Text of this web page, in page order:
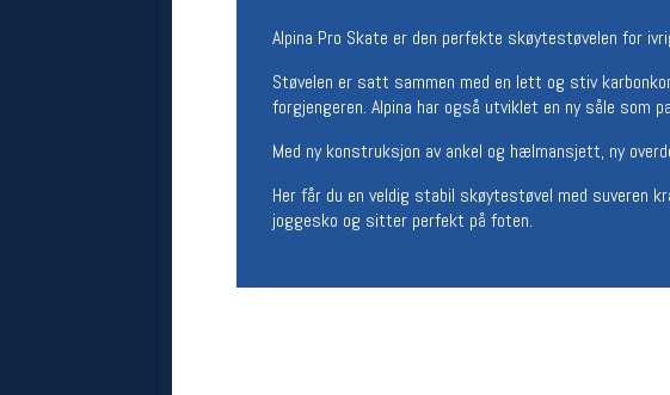
Alpina Pro Skate er den perfekte skøytestøvelen for
Støvelen er satt sammen med en lett og stiv
forgjengeren. Alpina har også utviklet en ny såle
Med ny konstruksjon av ankel og hælmansjett, ny
Her får du en veldig stabil skøytestøvel med suveren
joggesko og sitter perfekt på foten.
Her finner du oss
Oslo Sportslager
0183 Oslo
Telefon: 23 32 62 00
Om oss
Man-